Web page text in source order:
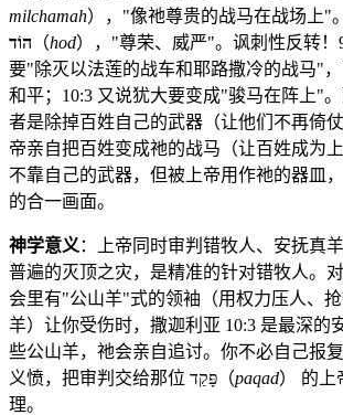
milchamah），"像祂尊贵的战马在战场上"
הוֹד （hod），"尊荣、威严"。讽刺性反转！
要"除灭以法莲的战车和耶路撒冷的战马"
和平；10:3 又说犹大要变成"骏马在阵上"
者是除掉百姓自己的武器（让他们不再倚
帝亲自把百姓变成祂的战马（让百姓成为
不靠自己的武器，但被上帝用作祂的器皿
的合一画面。
神学意义 ：上帝同时审判错牧人、安抚真
普遍的灭顶之灾，是精准的针对错牧人。
会里有"公山羊"式的领袖（用权力压人、
羊）让你受伤时，撒迦利亚 10:3 是最深的
些公山羊，祂会亲自追讨。你不必自己报
义愤，把审判交给那位 פָּקַד（paqad） 的上
理。